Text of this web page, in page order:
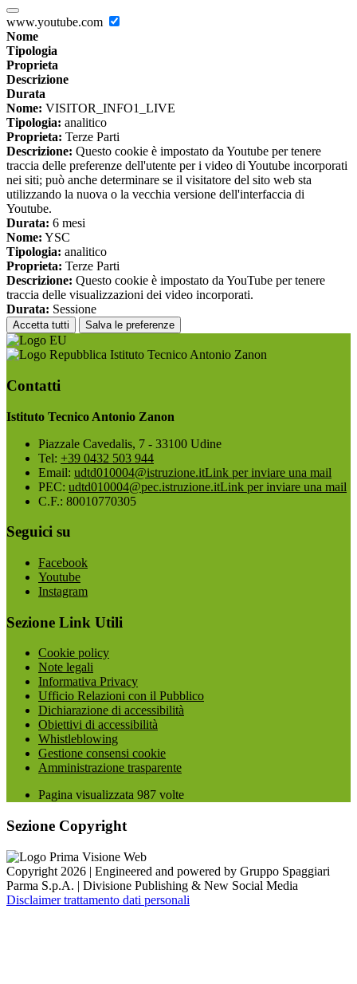
www.youtube.com
Nome
Tipologia
Proprieta
Descrizione
Durata
Nome: VISITOR_INFO1_LIVE
Tipologia: analitico
Proprieta: Terze Parti
Descrizione: Questo cookie è impostato da Youtube per tenere
traccia delle preferenze dell'utente per i video di Youtube incorporati
nei siti; può anche determinare se il visitatore del sito web sta
utilizzando la nuova o la vecchia versione dell'interfaccia di
Youtube.
Durata: 6 mesi
Nome: YSC
Tipologia: analitico
Proprieta: Terze Parti
Descrizione: Questo cookie è impostato da YouTube per tenere
traccia delle visualizzazioni dei video incorporati.
Durata: Sessione
Accetta tutti Salva le preferenze
Istituto Tecnico Antonio Zanon
Contatti
Istituto Tecnico Antonio Zanon
Piazzale Cavedalis, 7 - 33100 Udine
Tel: +39 0432 503 944
Email: udtd010004@istruzione.itLink per inviare una mail
PEC: udtd010004@pec.istruzione.itLink per inviare una mail
C.F.: 80010770305
Seguici su
Facebook
Youtube
Instagram
Sezione Link Utili
Cookie policy
Note legali
Informativa Privacy
Ufficio Relazioni con il Pubblico
Dichiarazione di accessibilità
Obiettivi di accessibilità
Whistleblowing
Gestione consensi cookie
Amministrazione trasparente
Pagina visualizzata 987 volte
Sezione Copyright
Copyright 2026 | Engineered and powered by Gruppo Spaggiari
Parma S.p.A. | Divisione Publishing & New Social Media
Disclaimer trattamento dati personali